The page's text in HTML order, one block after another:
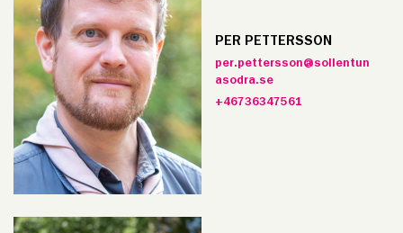
PER PETTERSSON
per.pettersson@sollentun
asodra.se
+46736347561